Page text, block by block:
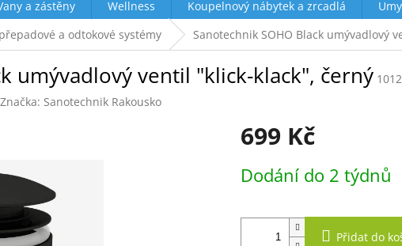
a zástěny Wellness Koupelnový nábytek a zrcadlá
a odtokové systémy Sanotechnik SOHO Black umývadlový
umývadlový ventil "klick-klack", černý
Značka: Sanotechnik Rakousko
699 Kč
cena:
Dodání do 2 týdnů
Přidat do